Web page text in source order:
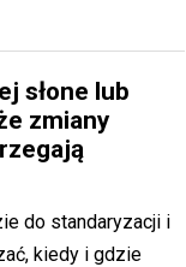
słone lub
zmiany
do standaryzacji i
kiedy i gdzie